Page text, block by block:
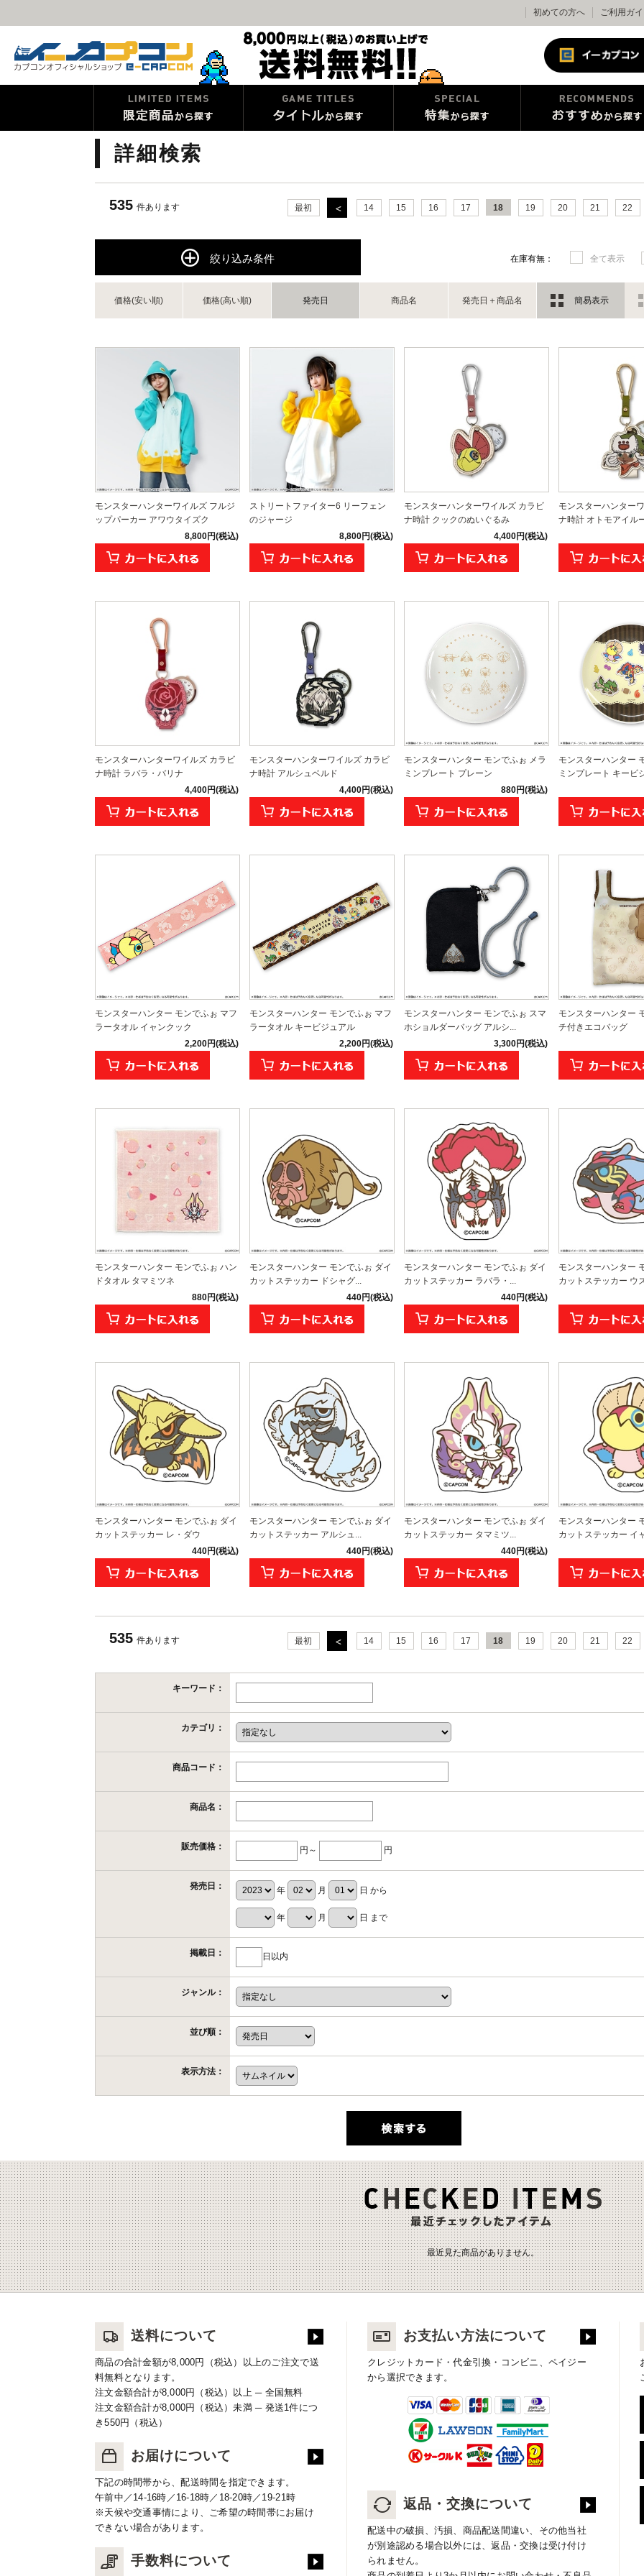
初めての方へ ご利用ガ
詳細検索
535 件あります 最初 14 15 16 17 18 19 20 21 22
絞り込み条件 在庫有無： 全て表示
価格(安い順) 価格(高い順) 発売日 商品名 発売日＋商品名 簡易表示
モンスターハンターワイルズ フルジ
ップパーカー アワウタイズク
8,800円(税込)
ストリートファイター6 リーフェン
のジャージ
8,800円(税込)
モンスターハンターワイルズ カラビ
ナ時計 クックのぬいぐるみ
4,400円(税込)
モンスターハンター
ナ時計 オトモアイル
モンスターハンターワイルズ カラビ
ナ時計 ラバラ・バリナ
4,400円(税込)
モンスターハンターワイルズ カラビ
ナ時計 アルシュベルド
4,400円(税込)
モンスターハンター モンでふぉ メラ
ミンプレート プレーン
880円(税込)
モンスターハンター
ミンプレート キービ
モンスターハンター モンでふぉ マフ
ラータオル イャンクック
2,200円(税込)
モンスターハンター モンでふぉ マフ
ラータオル キービジュアル
2,200円(税込)
モンスターハンター モンでふぉ スマ
ホショルダーバッグ アルシ...
3,300円(税込)
モンスターハンター
チ付きエコバッグ
モンスターハンター モンでふぉ ハン
ドタオル タマミツネ
880円(税込)
モンスターハンター モンでふぉ ダイ
カットステッカー ドシャグ...
440円(税込)
モンスターハンター モンでふぉ ダイ
カットステッカー ラバラ・...
440円(税込)
モンスターハンター
カットステッカー ウ
モンスターハンター モンでふぉ ダイ
カットステッカー レ・ダウ
440円(税込)
モンスターハンター モンでふぉ ダイ
カットステッカー アルシュ...
440円(税込)
モンスターハンター モンでふぉ ダイ
カットステッカー タマミツ...
440円(税込)
モンスターハンター
カットステッカー イ
535 件あります 最初 14 15 16 17 18 19 20 21 22
キーワード：
カテゴリ：
商品コード：
商品名：
販売価格： 円～ 円
発売日： 年 月 日 から
年 月 日 まで
掲載日： 日以内
ジャンル：
並び順：
表示方法：
最近見た商品がありません。
送料について
商品の合計金額が8,000円（税込）以上のご注文で送
料無料となります。
注文金額合計が8,000円（税込）以上 ─ 全国無料
注文金額合計が8,000円（税込）未満 ─ 発送1件につ
き550円（税込）
お届けについて
下記の時間帯から、配送時間を指定できます。
午前中／14-16時／16-18時／18-20時／19-21時
※天候や交通事情により、ご希望の時間帯にお届け
できない場合があります。
手数料について
お支払い方法について
クレジットカード・代金引換・コンビニ、ペイジー
から選択できます。
返品・交換について
配送中の破損、汚損、商品配送間違い、その他当社
が別途認める場合以外には、返品・交換は受け付け
られません。